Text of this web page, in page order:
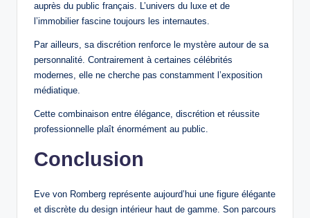
auprès du public français. L’univers du luxe et de
l’immobilier fascine toujours les internautes.
Par ailleurs, sa discrétion renforce le mystère autour de sa
personnalité. Contrairement à certaines célébrités
modernes, elle ne cherche pas constamment l’exposition
médiatique.
Cette combinaison entre élégance, discrétion et réussite
professionnelle plaît énormément au public.
Conclusion
Eve von Romberg représente aujourd’hui une figure élégante
et discrète du design intérieur haut de gamme. Son parcours